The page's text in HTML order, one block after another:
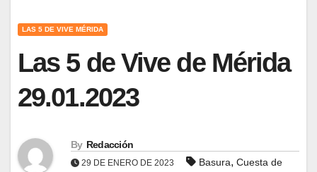
LAS 5 DE VIVE MÉRIDA
Las 5 de Vive de Mérida
29.01.2023
By Redacción
29 DE ENERO DE 2023 Basura, Cuesta de